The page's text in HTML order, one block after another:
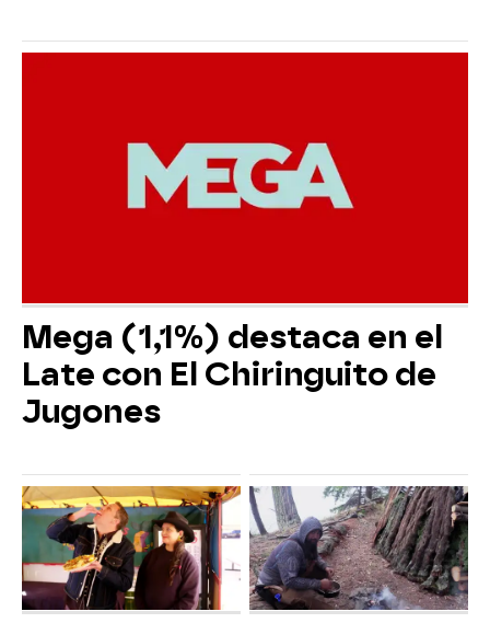
Mega (1,1%) destaca en el
Late con El Chiringuito de
Jugones